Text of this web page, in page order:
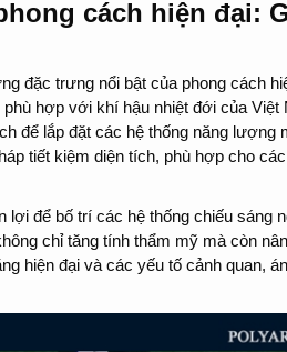
cách hiện đại:
đặc trưng nổi bật của phong cách
hợp với khí hậu nhiệt đới của
để lắp đặt các hệ thống năng
tiết kiệm diện tích, phù hợp cho
lợi để bố trí các hệ thống chiếu
chỉ tăng tính thẩm mỹ mà còn
hiện đại và các yếu tố cảnh quan,